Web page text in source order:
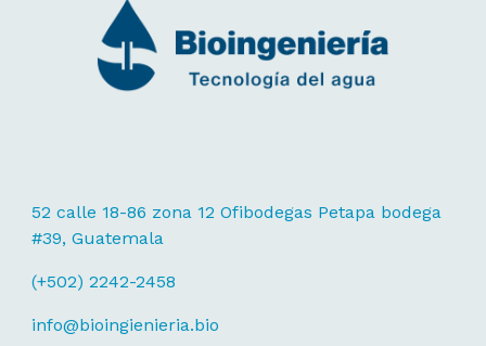
52 calle 18-86 zona 12 Ofibodegas Petapa bodega
#39, Guatemala
(+502) 2242-2458
info@bioingienieria.bio